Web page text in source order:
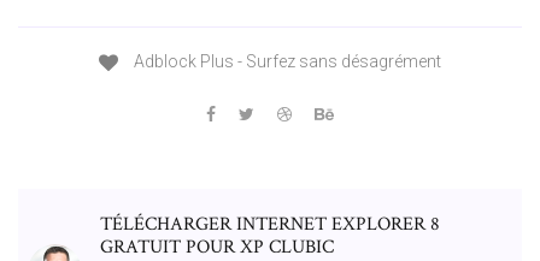
Adblock Plus - Surfez sans désagrément
TÉLÉCHARGER INTERNET EXPLORER 8
GRATUIT POUR XP CLUBIC